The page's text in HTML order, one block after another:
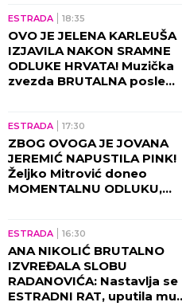
ESTRADA 18:35
OVO JE JELENA KARLEUŠA
IZJAVILA NAKON SRAMNE
ODLUKE HRVATA! Muzička
zvezda BRUTALNA posle
ESTRADA 17:30
ZBOG OVOGA JE JOVANA
JEREMIĆ NAPUSTILA PINK!
Željko Mitrović doneo
MOMENTALNU ODLUKU,
ESTRADA 16:30
ANA NIKOLIĆ BRUTALNO
IZVREĐALA SLOBU
RADANOVIĆA: Nastavlja se
ESTRADNI RAT, uputila mu